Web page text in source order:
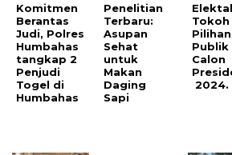
Komitmen
Berantas
Judi, Polres
Humbahas
tangkap 2
Penjudi
Togel di
Humbahas
Penelitian
Terbaru:
Asupan
Sehat
untuk
Makan
Daging
Sapi
Tokoh
Pilihan
Calon
2024.